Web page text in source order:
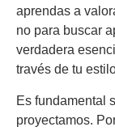
aprendas a
no para buscar
verdadera
través de tu
Es fundamental
proyectamos.